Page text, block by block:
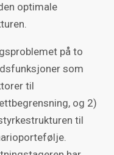
optimale
på to
som
til
og 2)
til